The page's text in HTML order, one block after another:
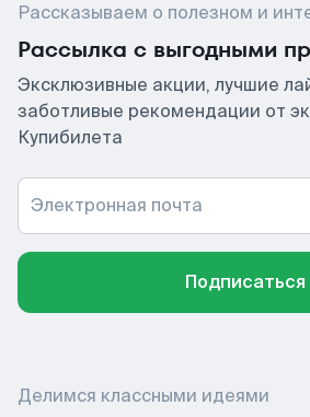
Рассказываем о полезном и
Рассылка с выгодными
Эксклюзивные акции, лучшие
заботливые рекомендации от
Купибилета
Электронная почта
Подписаться
Делимся классными идеями